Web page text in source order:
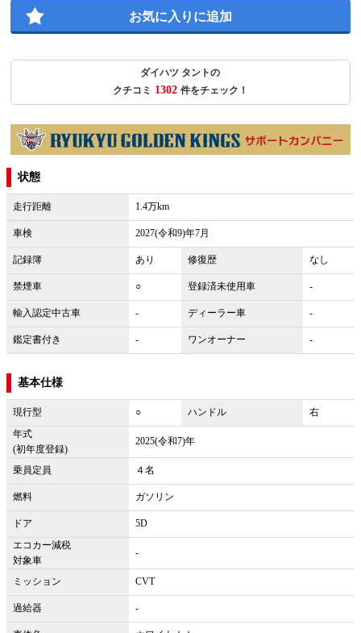
お気に入りに追加
ダイハツ タントの
クチコミ 1302 件をチェック！
状態
走行距離 1.4万km
車検 2027(令和9)年7月
記録簿 あり 修復歴 なし
禁煙車 ○ 登録済未使用車 -
輸入認定中古車 - ディーラー車 -
鑑定書付き - ワンオーナー -
基本仕様
現行型 ○ ハンドル
右
年式
(初年度登録)
2025(令和7)年
乗員定員 ４名
燃料 ガソリン
ドア
5D
エコカー減税
対象車
-
ミッション CVT
過給器 -